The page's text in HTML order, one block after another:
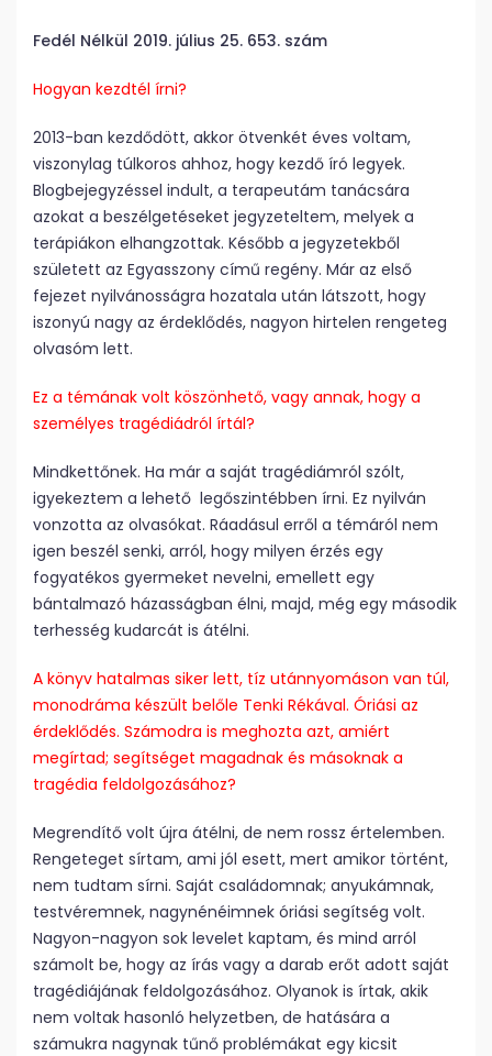
Fedél Nélkül 2019. július 25. 653. szám
Hogyan kezdtél írni?
2013-ban kezdődött, akkor ötvenkét éves voltam,
viszonylag túlkoros ahhoz, hogy kezdő író legyek.
Blogbejegyzéssel indult, a terapeutám tanácsára
azokat a beszélgetéseket jegyzeteltem, melyek a
terápiákon elhangzottak. Később a jegyzetekből
született az Egyasszony című regény. Már az első
fejezet nyilvánosságra hozatala után látszott, hogy
iszonyú nagy az érdeklődés, nagyon hirtelen rengeteg
olvasóm lett.
Ez a témának volt köszönhető, vagy annak, hogy a
személyes tragédiádról írtál?
Mindkettőnek. Ha már a saját tragédiámról szólt,
igyekeztem a lehető legőszintébben írni. Ez nyilván
vonzotta az olvasókat. Ráadásul erről a témáról nem
igen beszél senki, arról, hogy milyen érzés egy
fogyatékos gyermeket nevelni, emellett egy
bántalmazó házasságban élni, majd, még egy második
terhesség kudarcát is átélni.
A könyv hatalmas siker lett, tíz utánnyomáson van túl,
monodráma készült belőle Tenki Rékával. Óriási az
érdeklődés. Számodra is meghozta azt, amiért
megírtad; segítséget magadnak és másoknak a
tragédia feldolgozásához?
Megrendítő volt újra átélni, de nem rossz értelemben.
Rengeteget sírtam, ami jól esett, mert amikor történt,
nem tudtam sírni. Saját családomnak; anyukámnak,
testvéremnek, nagynénéimnek óriási segítség volt.
Nagyon-nagyon sok levelet kaptam, és mind arról
számolt be, hogy az írás vagy a darab erőt adott saját
tragédiájának feldolgozásához. Olyanok is írtak, akik
nem voltak hasonló helyzetben, de hatására a
számukra nagynak tűnő problémákat egy kicsit